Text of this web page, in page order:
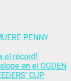
PENNY
el récord!
en el OGDEN
CUP